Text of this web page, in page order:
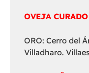
OVEJA
ORO: Cerro del
Villadharo.